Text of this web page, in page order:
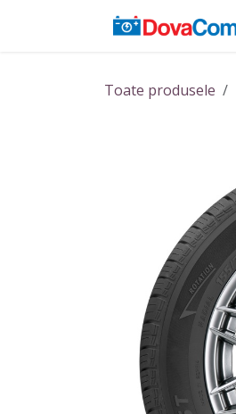
Toate produsele